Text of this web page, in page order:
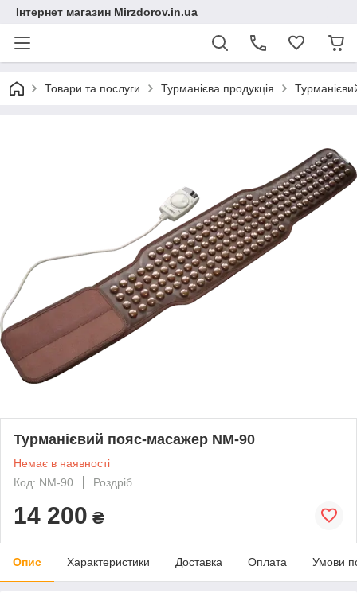
Інтернет магазин Mirzdorov.in.ua
Товари та послуги Турманієва продукція
Турманієвий пояс-масажер NM-90
Немає в наявності
Код: NM-90
Роздріб
14 200 ₴
Опис Характеристики Доставка Оплата Умови